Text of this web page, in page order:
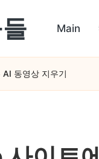
Main
동영상 지우기